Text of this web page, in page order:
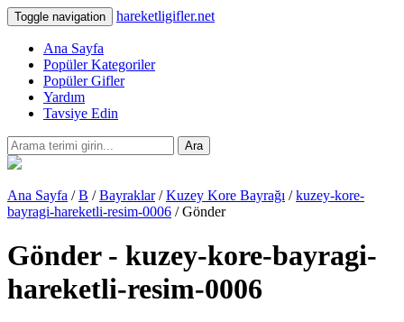
Toggle navigation hareketligifler.net
Ana Sayfa
Popüler Kategoriler
Popüler Gifler
Yardım
Tavsiye Edin
Ara
Ana Sayfa /B /Bayraklar/Kuzey Kore Bayrağı /kuzey-kore-
bayragi-hareketli-resim-0006 / Gönder
Gönder - kuzey-kore-bayragi-
hareketli-resim-0006